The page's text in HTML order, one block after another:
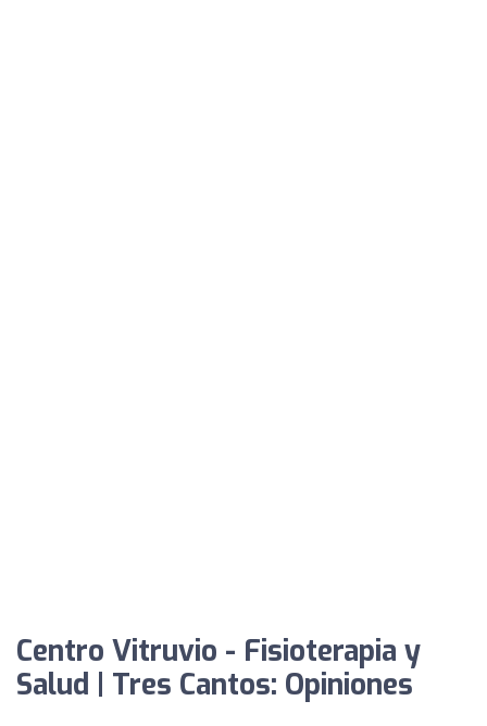
Centro Vitruvio - Fisioterapia y
Salud | Tres Cantos: Opiniones